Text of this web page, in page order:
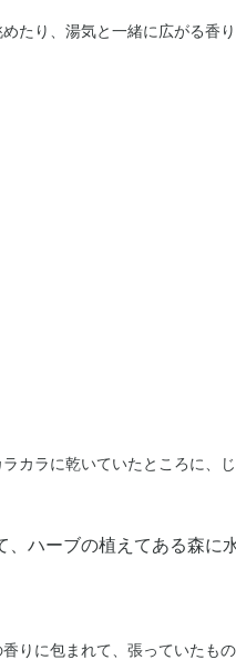
たり、湯気と一緒に広がる香り
カラに乾いていたところに、
、ハーブの植えてある森に
香りに包まれて、張っていたも